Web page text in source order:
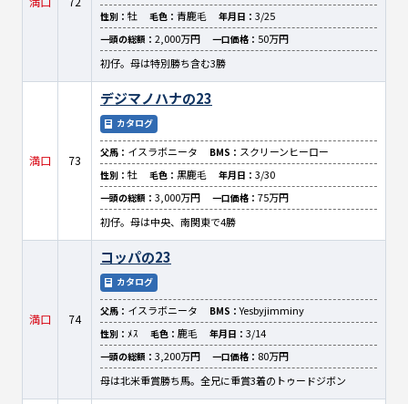
性別： 牡 毛色： 青鹿毛 年月日： 3/25
一頭の総額： 2,000万円 一口価格： 50万円
初仔。母は特別勝ち含む3勝
満口 73
デジマノハナの23
カタログ
父馬： イスラボニータ BMS： スクリーンヒーロー
性別： 牡 毛色： 黒鹿毛 年月日： 3/30
一頭の総額： 3,000万円 一口価格： 75万円
初仔。母は中央、南関東で4勝
満口 74
コッパの23
カタログ
父馬： イスラボニータ BMS：Yesbyjimminy
性別： ﾒｽ 毛色： 鹿毛 年月日： 3/14
一頭の総額： 3,200万円 一口価格： 80万円
母は北米重賞勝ち馬。全兄に重賞3着のトゥードジボン